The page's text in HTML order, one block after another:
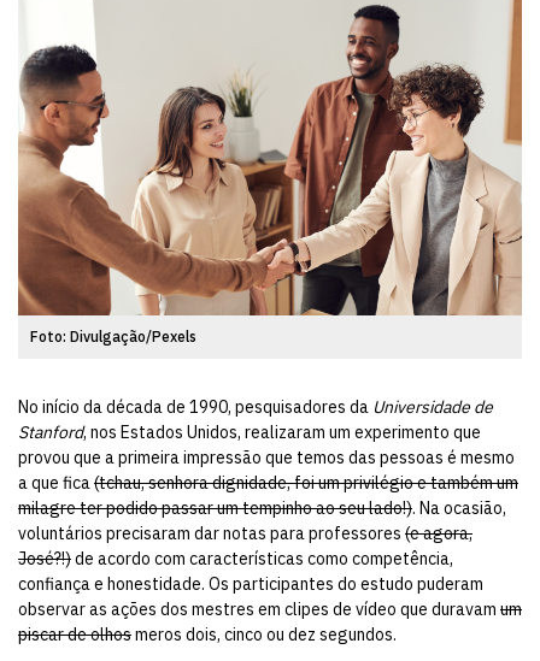
Foto: Divulgação/Pexels
No início da década de 1990, pesquisadores da Universidade de
Stanford, nos Estados Unidos, realizaram um experimento que
provou que a primeira impressão que temos das pessoas é mesmo
a que fica(tchau, senhora dignidade, foi um privilégio e também um
milagre ter podido passar um tempinho ao seu lado!). Na ocasião,
voluntários precisaram dar notas para professores (e agora,
José?!)de acordo com características como competência,
confiança e honestidade. Os participantes do estudo puderam
observar as ações dos mestres em clipes de vídeo que duravam um
piscar de olhosmeros dois, cinco ou dez segundos.